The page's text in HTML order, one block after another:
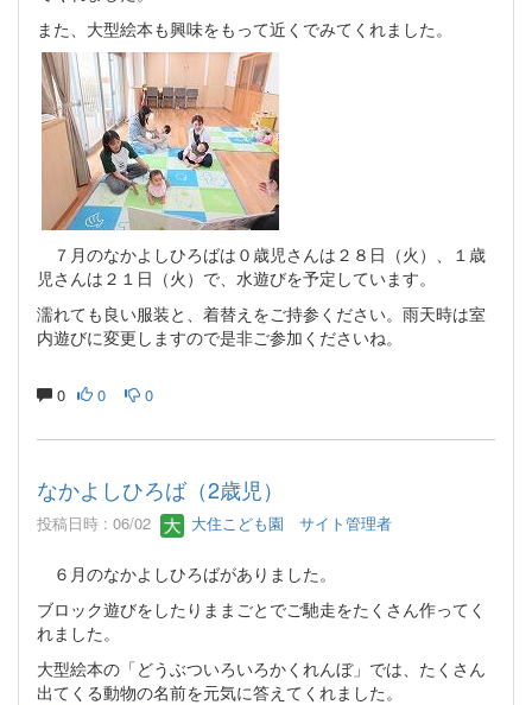
また、大型絵本も興味をもって近くでみてくれました。
７月のなかよしひろばは０歳児さんは２８日（火）、１歳
児さんは２１日（火）で、水遊びを予定しています。
濡れても良い服装と、着替えをご持参ください。雨天時は室
内遊びに変更しますので是非ご参加くださいね。
0 0 0
なかよしひろば（2歳児）
投稿日時 : 06/02 大住こども園 サイト管理者
６月のなかよしひろばがありました。
ブロック遊びをしたりままごとでご馳走をたくさん作ってく
れました。
大型絵本の「どうぶついろいろかくれんぼ」では、たくさん
出てくる動物の名前を元気に答えてくれました。